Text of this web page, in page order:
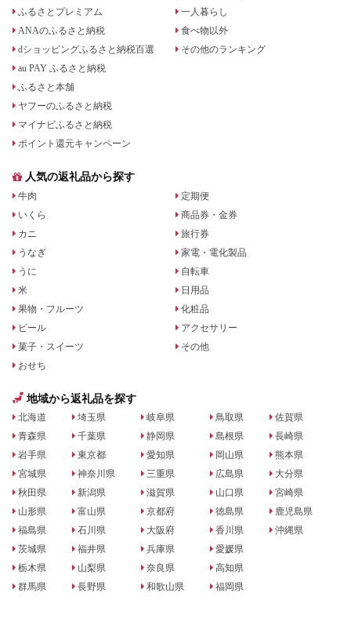
ふるさとプレミアム
ANAのふるさと納税
dショッピングふるさと納税百選
au PAY ふるさと納税
ふるさと本舗
ヤフーのふるさと納税
マイナビふるさと納税
ポイント還元キャンペーン
一人暮らし
食べ物以外
その他のランキング
人気の返礼品から探す
牛肉
いくら
カニ
うなぎ
うに
米
果物・フルーツ
ビール
菓子・スイーツ
おせち
定期便
商品券・金券
旅行券
家電・電化製品
自転車
日用品
化粧品
アクセサリー
その他
地域から返礼品を探す
北海道
青森県
岩手県
宮城県
秋田県
山形県
福島県
茨城県
栃木県
群馬県
埼玉県
千葉県
東京都
神奈川県
新潟県
富山県
石川県
福井県
山梨県
長野県
岐阜県
静岡県
愛知県
三重県
滋賀県
京都府
大阪府
兵庫県
奈良県
和歌山県
鳥取県
島根県
岡山県
広島県
山口県
徳島県
香川県
愛媛県
高知県
福岡県
佐賀県
長崎県
熊本県
大分県
宮崎県
鹿児島県
沖縄県